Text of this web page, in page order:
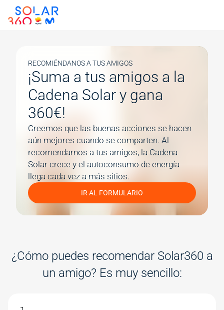
Skip to main content
Image
RECOMIÉNDANOS A TUS AMIGOS
¡Suma a tus amigos a la
Cadena Solar y gana
360€!
Creemos que las buenas acciones se hacen
aún mejores cuando se comparten. Al
recomendarnos a tus amigos, la Cadena
Solar crece y el autoconsumo de energía
llega cada vez a más sitios.
IR AL FORMULARIO
¿Cómo puedes recomendar Solar360 a
un amigo? Es muy sencillo: